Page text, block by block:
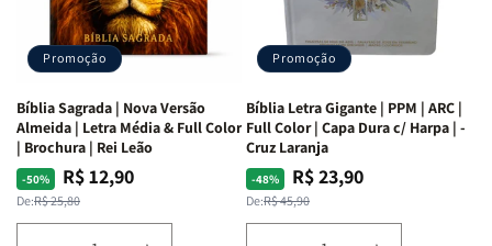
Alves
Alves
completo
dos
66
da
Bíblia
Equipe
teológica
Penkal
completo
dos
da
Bíblia
Penkal
Promoção
Bíblia Sagrada | Nova Versão
Almeida | Letra Média & Full Color
| Brochura | Rei Leão
-50%
Preço
normal
De:R$ 25,80
Preço
promocional
R$ 12,90
Promoção
Bíblia Letra Gigante | PPM | ARC |
Full Color | Capa Dura c/ Harpa | -
Cruz Laranja
-48%
Preço
normal
De:R$ 45,90
Preço
promocional
R$ 23,90